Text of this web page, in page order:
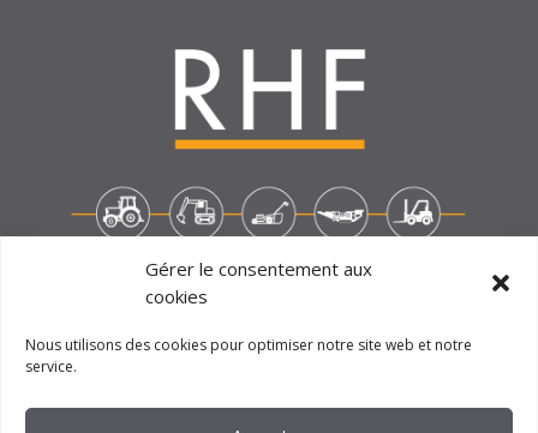
Gérer le consentement aux
cookies
Nous utilisons des cookies pour optimiser notre site web et notre
service.
FM CRÉATION